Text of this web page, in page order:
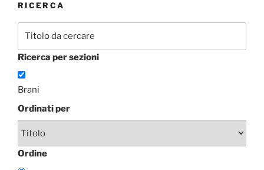
RICERCA
Ricerca per sezioni
Brani
Ordinati per
Ordine